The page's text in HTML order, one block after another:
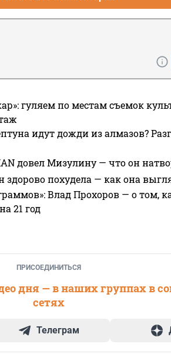
гуляем по местам съемок
идут дожди из алмазов?
довел Мизулину — что он
похудела — как она
Влад Прохоров — о том,
21 год
ПРИСОЕДИНИТЬСЯ
дня — в наших группах в
сетях
Телеграм